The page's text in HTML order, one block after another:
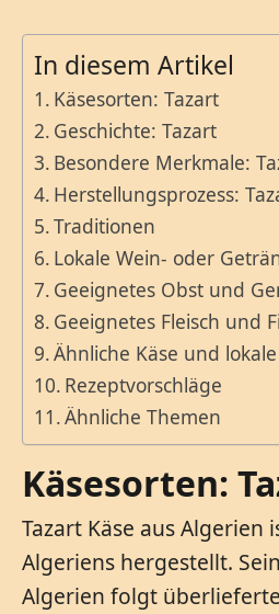
In diesem Artikel
Käsesorten: Tazart
Geschichte: Tazart
Besondere Merkmale:
Herstellungsprozess:
Traditionen
Lokale Wein- oder
Geeignetes Obst und
Geeignetes Fleisch und
Ähnliche Käse und
Rezeptvorschläge
Ähnliche Themen
Käsesorten:
Tazart Käse aus
Algeriens hergestellt.
Algerien folgt